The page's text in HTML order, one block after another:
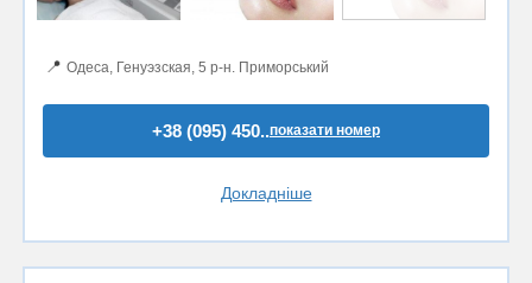
📍 Одеса, Генуэзская, 5 р-н. Приморський
+38 (095) 450..показати номер
Докладніше